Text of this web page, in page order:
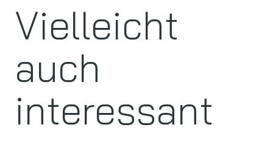
Vielleicht
auch
interessant